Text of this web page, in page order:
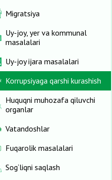
Migratsiya
Uy-joy, yer va kommunal
masalalari
Uy-joy ijara masalalari
Korrupsiyaga qarshi kurashish
Huquqni muhozafa qiluvchi
organlar
Vatandoshlar
Fuqarolik masalalari
Sog‘liqni saqlash